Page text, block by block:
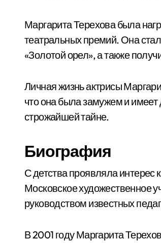
Маргарита Терехова была
театральных премий. Она
«Золотой орел», а также
Личная жизнь актрисы
что она была замужем и
строжайшей тайне.
Биография
С детства проявляла интерес
Московское художественное
руководством известных
В 2001 году Маргарита